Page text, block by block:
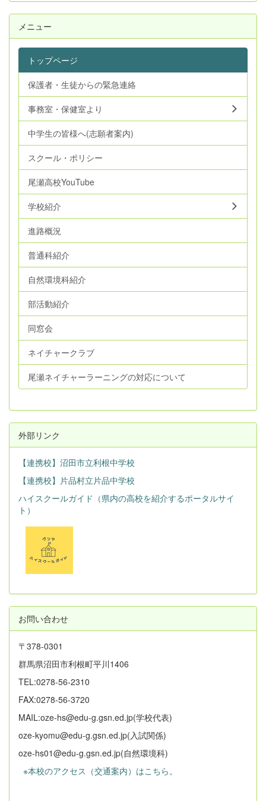
メニュー
トップページ
保護者・生徒からの緊急連絡
事務室・保健室より
中学生の皆様へ(志願者案内)
スクール・ポリシー
尾瀬高校YouTube
学校紹介
進路概況
普通科紹介
自然環境科紹介
部活動紹介
同窓会
ネイチャークラブ
尾瀬ネイチャーラーニングの対応について
外部リンク
【連携校】沼田市立利根中学校
【連携校】片品村立片品中学校
ハイスクールガイド（県内の高校を紹介するポータルサイ
ト）
お問い合わせ
〒378-0301
群馬県沼田市利根町平川1406
TEL:0278-56-2310
FAX:0278-56-3720
MAIL:oze-hs@edu-g.gsn.ed.jp(学校代表)
oze-kyomu@edu-g.gsn.ed.jp(入試関係)
oze-hs01@edu-g.gsn.ed.jp(自然環境科)
※本校のアクセス（交通案内）はこちら。